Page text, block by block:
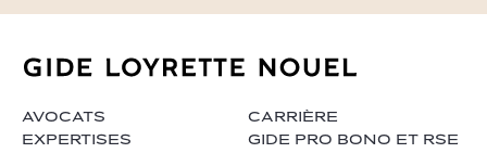
AVOCATS
EXPERTISES
CARRIÈRE
GIDE PRO BONO ET RSE